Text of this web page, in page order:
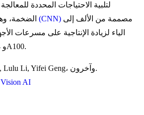
الضخمة، شبكة عصبية تلافيفية (CNN)
الياء لزيادة الإنتاجية على مسرعات
الرسومات NVIDIA T4 وA100.
Chuyi Li, Lulu Li, Yifei Geng، وآخرون.
AI